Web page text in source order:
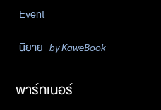
Event
นิยาย by KaweBook
พาร์ทเนอร์